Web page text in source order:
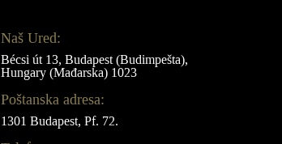
Naš Ured:
Bécsi út 13, Budapest (Budimpešta),
Hungary (Mađarska) 1023
Poštanska adresa:
1301 Budapest, Pf. 72.